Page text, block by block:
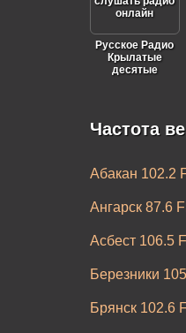
Русское Радио
Крылатые
десятые
Частота
Абакан 102.2
Ангарск 87.6
Асбест 106.5
Березники
Брянск 102.6